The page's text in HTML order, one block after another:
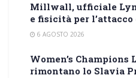
Millwall, ufficiale
e fisicità per l’attacco
6 AGOSTO 2026
Women’s Champions
rimontano lo Slavia